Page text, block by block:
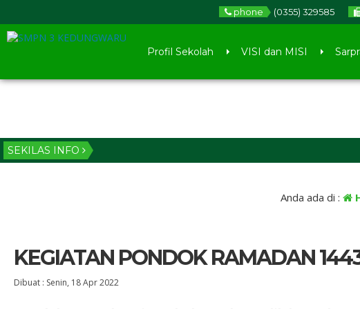
phone (0355) 329585
Profil Sekolah VISI dan MISI
SEKILAS INFO
Anda ada di :
KEGIATAN PONDOK RAMADAN
Dibuat : Senin, 18 Apr 2022